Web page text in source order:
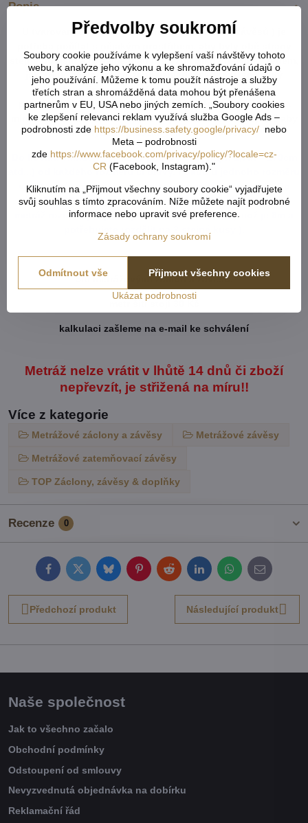
Popis
U tvarovaných záclon čí vzororvaných látek ( závěsů ) je
stejné po ušití a to samé platí pro vzor. Nikdy nevíme předem,
jak přijde záclona ustřižená vzhledem k tomu, že každý
potřebuje jiný rozměr. Vždy tedy vezměte více než
potřebujete. Metráž nelze vrátit ani vyměnit. Je střižená na
míru zákazníka. Doporučejeme objednat o něco více, než aby
Vám chybělo. Záložka zabere cca 5-6cm.
Do košíku vkládejte celkový počet v cm ( např. 1,7m = 170cm
atd...) od každého rozměru či barvy. Pokud u jednoho rozměru
vložíte x různý počet cm, vše se vám sčítá dohromady. Do
rámečku - Rozdělení metráže - napíšete, jak chtete danou
metráž rozdělit ( např. objednáte 800cm záclony což je 8m a
Šití metrážových záclon a závěsů:
metr šití stojí 30 Kč
kalkulaci zašleme na e-mail ke schválení
Metráž nelze vrátit v lhůtě 14 dnů či zboží
nepřevzít, je střižená na míru!!
Více z kategorie
Metrážové záclony a závěsy Metrážové závěsy
Metrážové zatemňovací závěsy
TOP Záclony, závěsy & doplňky
Recenze 0
FacebookTwitterBlueskyPinterestRedditLinkedInWhatsApp
E-
mail
Předchozí produkt Následující produkt
Naše společnost
Jak to všechno začalo
Obchodní podmínky
Odstoupení od smlouvy
Nevyzvednutá objednávka na dobírku
Reklamační řád
Předvolby soukromí
Soubory cookie používáme k vylepšení vaší návštěvy tohoto
webu, k analýze jeho výkonu a ke shromažďování údajů o
jeho používání. Můžeme k tomu použít nástroje a služby
třetích stran a shromážděná data mohou být přenášena
partnerům v EU, USA nebo jiných zemích. „Soubory cookies
ke zlepšení relevanci reklam využívá služba Google Ads –
podrobnosti zde https://business.safety.google/privacy/ nebo
Meta – podrobnosti
zde https://www.facebook.com/privacy/policy/?locale=cz-
CR (Facebook, Instagram)."
Kliknutím na „Přijmout všechny soubory cookie“ vyjadřujete
svůj souhlas s tímto zpracováním. Níže můžete najít podrobné
informace nebo upravit své preference.
Zásady ochrany soukromí
Ukázat podrobnosti
Přijmout všechny cookies
Odmítnout vše